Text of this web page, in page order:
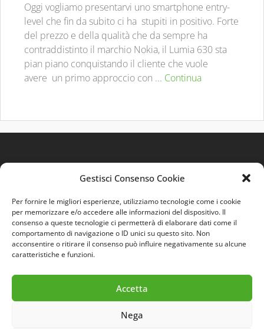
Gestisci Consenso Cookie
Per fornire le migliori esperienze, utilizziamo tecnologie come i cookie
per memorizzare e/o accedere alle informazioni del dispositivo. Il
consenso a queste tecnologie ci permetterà di elaborare dati come il
comportamento di navigazione o ID unici su questo sito. Non
acconsentire o ritirare il consenso può influire negativamente su alcune
caratteristiche e funzioni.
Accetta
Nega
Oggi vogliamo presentarvi uno smartphone entry-
level che fin da subito ci ha stupiti in positivo. Forte
del prezzo e della qualità che da sempre ha
contraddistinto il marchio Nokia, il Lumia 630 sta
pian piano conquistando il cliente che vuole
avere un primo approccio con ... Continua
Quest'opera è distribuita con LicenzaCreative
Commons 3.0 Italia.